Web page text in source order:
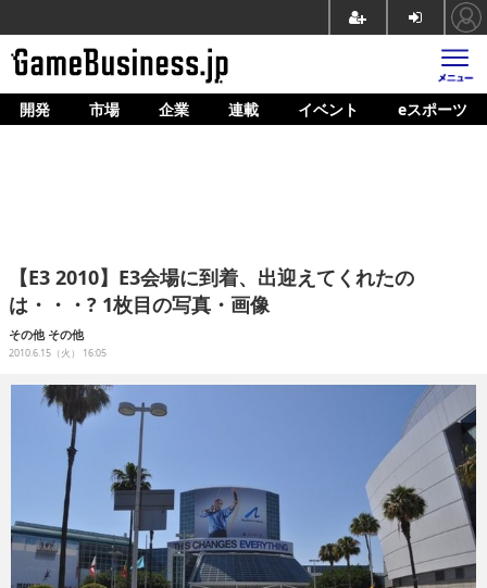
ホーム
企業動向
人材育成
イベント/セミナー
eスポーツ
開発 市場 企業 連載 イベント eスポーツ
【E3 2010】E3会場に到着、出迎えてくれたの
は・・・? 1枚目の写真・画像
その他 その他
2010.6.15（火） 16:05